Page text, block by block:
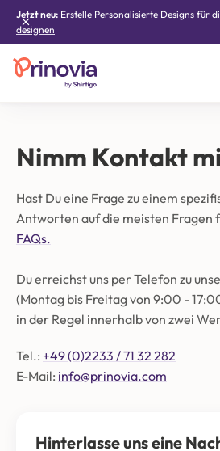
Jetzt neu: Erstelle Personalisierte Designs für
designen
Nimm Kontakt
Hast Du eine Frage zu einem
Antworten auf die meisten Fragen
FAQs.
‍Du erreichst uns per Telefon zu
(Montag bis Freitag von 9:00 -
in der Regel innerhalb von zwei
Tel.: +49 (0)2233 / 71 32 282
E-Mail: info@prinovia.com
Hinterlasse uns eine